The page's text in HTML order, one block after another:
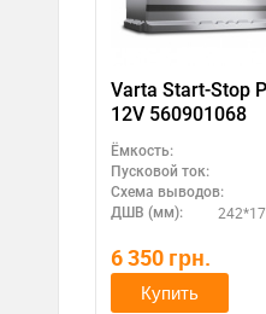
Varta Start-Stop
12V 560901068
Ёмкость:
Пусковой ток:
Схема выводов:
ДШВ (мм):
6 350 грн.
Купить